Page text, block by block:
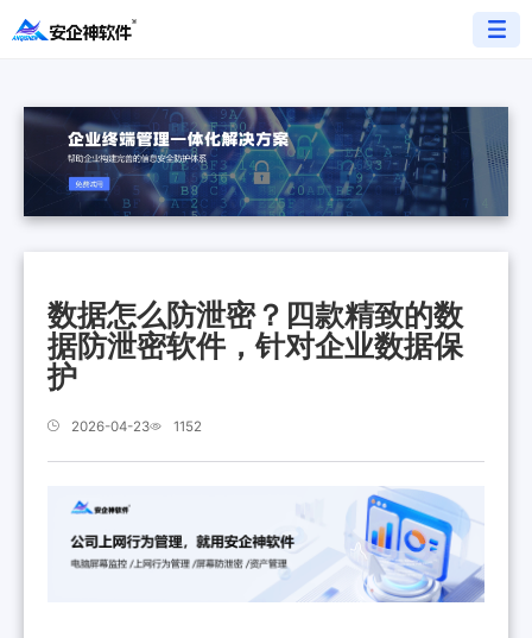
数据怎么防泄密？四款精致的数
据防泄密软件，针对企业数据保
护
2026-04-23 1152